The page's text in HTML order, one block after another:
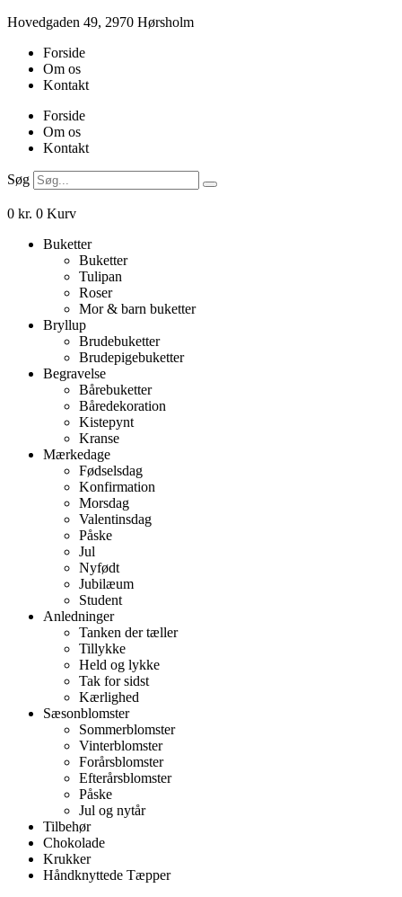
Videre
indhold
Hovedgaden 49, 2970 Hørsholm
Forside
Om os
Kontakt
Forside
Om os
Kontakt
Søg
0 kr. 0 Kurv
Buketter
Buketter
Tulipan
Roser
Mor & barn buketter
Bryllup
Brudebuketter
Brudepigebuketter
Begravelse
Bårebuketter
Båredekoration
Kistepynt
Kranse
Mærkedage
Fødselsdag
Konfirmation
Morsdag
Valentinsdag
Påske
Jul
Nyfødt
Jubilæum
Student
Anledninger
Tanken der tæller
Tillykke
Held og lykke
Tak for sidst
Kærlighed
Sæsonblomster
Sommerblomster
Vinterblomster
Forårsblomster
Efterårsblomster
Påske
Jul og nytår
Tilbehør
Chokolade
Krukker
Håndknyttede Tæpper